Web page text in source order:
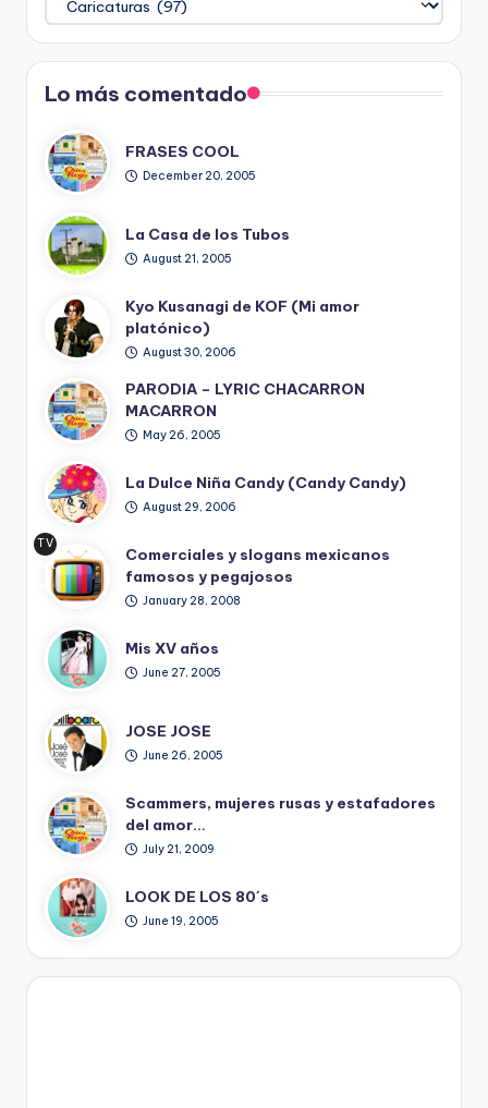
del
Blog
Lo más comentado
FRASES COOL
December 20, 2005
La Casa de los Tubos
August 21, 2005
Kyo Kusanagi de KOF (Mi amor
platónico)
August 30, 2006
PARODIA – LYRIC CHACARRON
MACARRON
May 26, 2005
La Dulce Niña Candy (Candy Candy)
August 29, 2006
TV
Ret
ro
Comerciales y slogans mexicanos
famosos y pegajosos
January 28, 2008
Mis XV años
June 27, 2005
JOSE JOSE
June 26, 2005
Scammers, mujeres rusas y estafadores
del amor…
July 21, 2009
LOOK DE LOS 80´s
June 19, 2005